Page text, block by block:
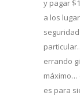
y pagar
a los
errando
máximo…
es para